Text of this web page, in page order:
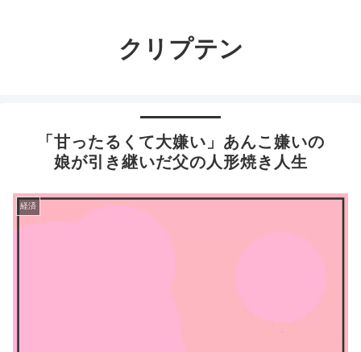
クリプテン
「甘ったるくて大嫌い」あんこ嫌いの
娘が引き継いだ父の人形焼き人生
経済